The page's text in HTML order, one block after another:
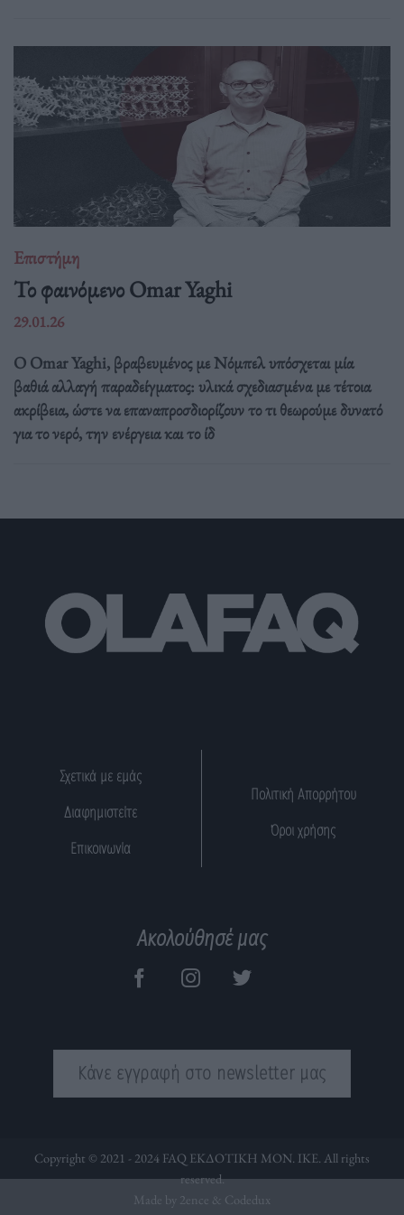
Επιστήμη
Το φαινόμενο Omar Yaghi
29.01.26
Ο Omar Yaghi, βραβευμένος με Νόμπελ υπόσχεται μία
βαθιά αλλαγή παραδείγματος: υλικά σχεδιασμένα με τέτοια
ακρίβεια, ώστε να επαναπροσδιορίζουν το τι θεωρούμε δυνατό
για το νερό, την ενέργεια και το ίδ
Σχετικά με εμάς
Διαφημιστείτε
Επικοινωνία
Πολιτική Απορρήτου
Όροι χρήσης
Ακολούθησέ μας
Κάνε εγγραφή στο newsletter μας
Copyright © 2021 - 2024 FAQ ΕΚΔΟΤΙΚΗ ΜΟΝ. ΙΚΕ. All rights
reserved.
Made by 2ence & Codedux